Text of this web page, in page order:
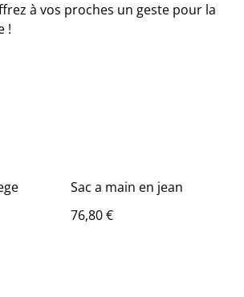
à vos proches un geste pour la
!
Sac a main en jean
76,80 €